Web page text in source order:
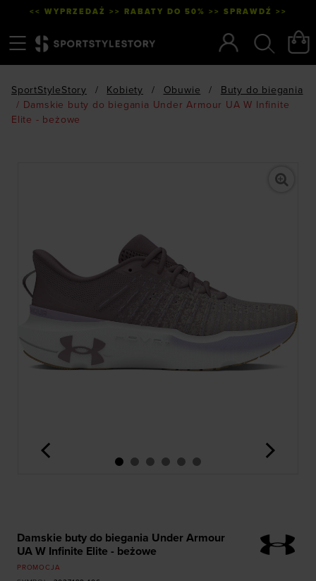
<< WYPRZEDAŻ >> RABATY DO 50% >> SPRAWDŹ >>
SportStyleStory / Kobiety / Obuwie /
Buty do biegania
/ Damskie buty do biegania Under Armour UA W Infinite
Elite - beżowe
<
Damskie buty do biegania Under Armour
UA W Infinite Elite - beżowe
PROMOCJA